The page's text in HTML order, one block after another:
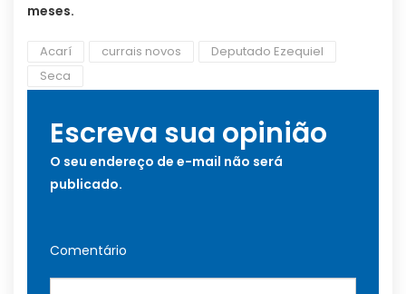
meses.
Acarí currais novos
Deputado Ezequiel
Seca
Escreva sua opinião
O seu endereço de e-mail não será
publicado.
Comentário